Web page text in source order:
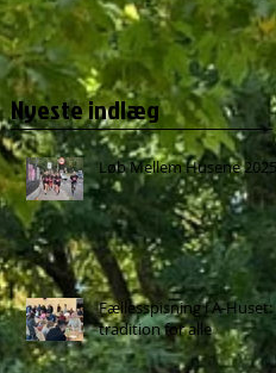
Nyeste indlæg
Løb Mellem Husene 2025
Fællesspisning i A-Huset:
tradition for alle